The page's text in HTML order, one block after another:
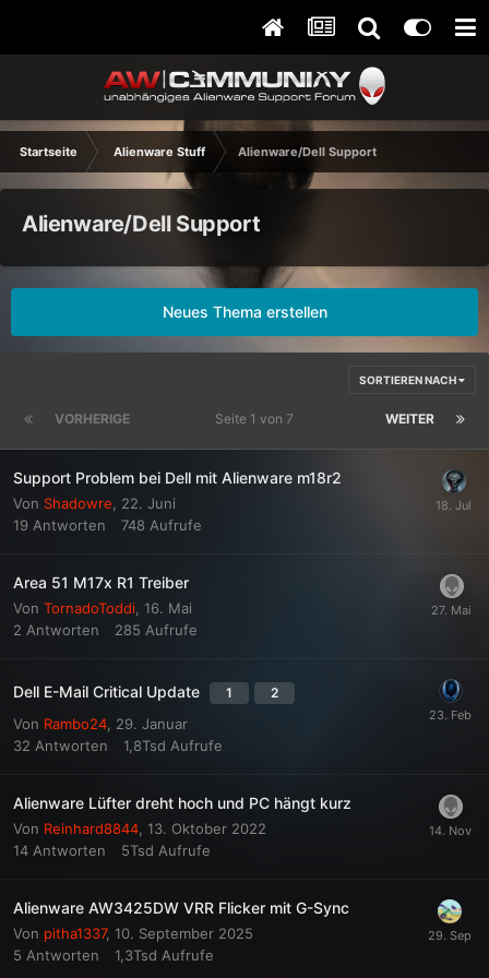
Startseite Alienware Stuff Alienware/Dell Support
Alienware/Dell Support
Neues Thema erstellen
SORTIEREN NACH
VORHERIGE WEITER
Seite 1 von 7
Support Problem bei Dell mit Alienware m18r2
Von Shadowre
22. Juni
19 Antworten 748 Aufrufe
Area 51 M17x R1 Treiber
Von TornadoToddi 16. Mai
2 Antworten 285 Aufrufe
Dell E-Mail Critical Update 1 2
Von Rambo24 29. Januar
32 Antworten 1,8Tsd Aufrufe
Alienware Lüfter dreht hoch und PC hängt kurz
Von Reinhard8844 13. Oktober 2022
14 Antworten 5Tsd Aufrufe
Alienware AW3425DW VRR Flicker mit G-Sync
Von pitha1337, 10. September 2025
5 Antworten 1,3Tsd Aufrufe